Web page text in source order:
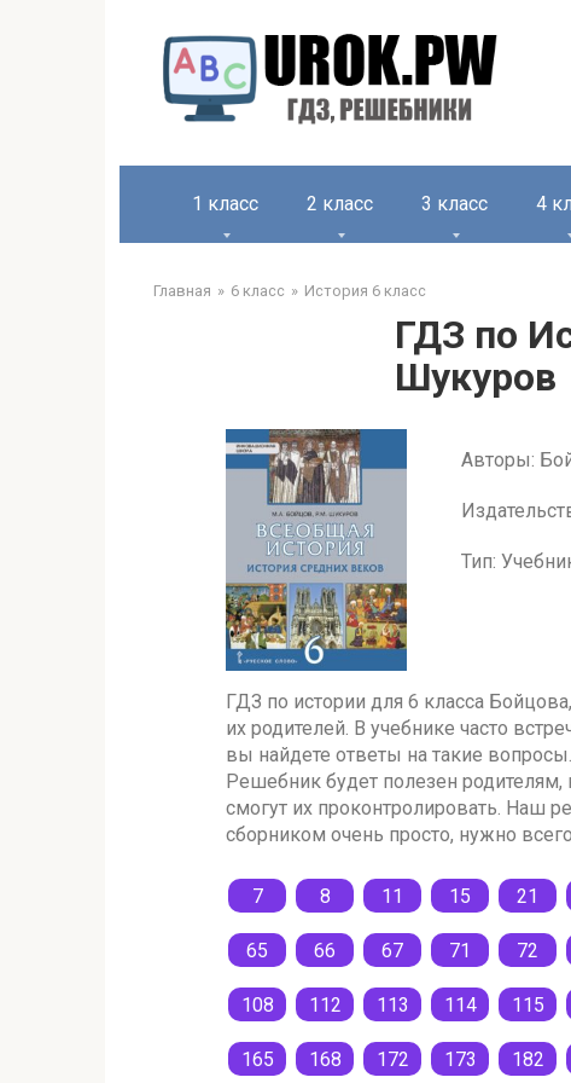
1 класс 2 класс 3 класс 4
Главная 6 класс История 6 класс
ГДЗ по
Шукуров
Авторы:
Тип:
ГДЗ по истории для 6 класса
их родителей. В учебнике часто
вы найдете ответы на такие
Решебник будет полезен
смогут их проконтролировать. Наш
сборником очень просто, нужно
7 8 11 15 21
65 66 67 71 72
108 112 113 114 115
165 168 172 173 182